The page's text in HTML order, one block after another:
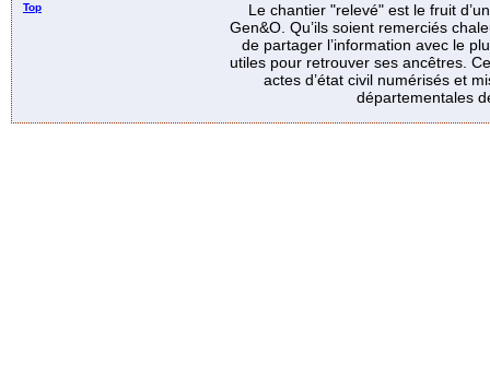
Top
Le chantier "relevé" est le fruit
Gen&O. Qu’ils soient remerciés
de partager l’information avec le
utiles pour retrouver ses ancêtres.
actes d’état civil numérisés et
départementales